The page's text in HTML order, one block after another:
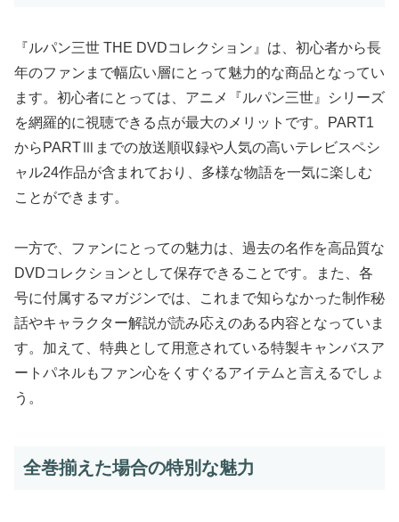
『ルパン三世 THE DVDコレクション』は、初心者から長
年のファンまで幅広い層にとって魅力的な商品となってい
ます。初心者にとっては、アニメ『ルパン三世』シリーズ
を網羅的に視聴できる点が最大のメリットです。PART1
からPARTⅢまでの放送順収録や人気の高いテレビスペシ
ャル24作品が含まれており、多様な物語を一気に楽しむ
ことができます。
一方で、ファンにとっての魅力は、過去の名作を高品質な
DVDコレクションとして保存できることです。また、各
号に付属するマガジンでは、これまで知らなかった制作秘
話やキャラクター解説が読み応えのある内容となっていま
す。加えて、特典として用意されている特製キャンバスア
ートパネルもファン心をくすぐるアイテムと言えるでしょ
う。
全巻揃えた場合の特別な魅力